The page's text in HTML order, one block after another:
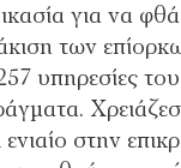
για να
των
υπηρεσίες
στην